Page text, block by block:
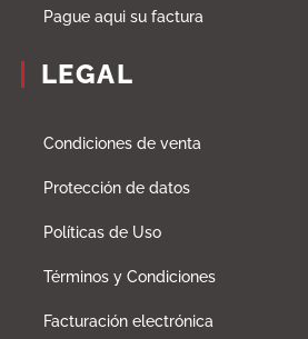
Pague aqui su factura
LEGAL
Condiciones de venta
Protección de datos
Políticas de Uso
Términos y Condiciones
Facturación electrónica